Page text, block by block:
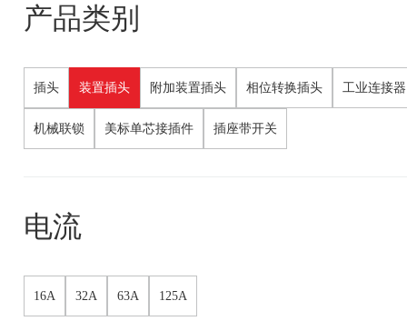
产品类别
插头 装置插头 附加装置插头 相位转换插头 工业连接器
机械联锁 美标单芯接插件 插座带开关
电流
16A 32A 63A 125A